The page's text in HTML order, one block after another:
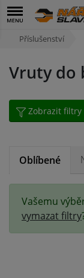
Příslušenství
Vruty do
Zobrazit filtry
Oblíbené
Vašemu
vymazat filtry